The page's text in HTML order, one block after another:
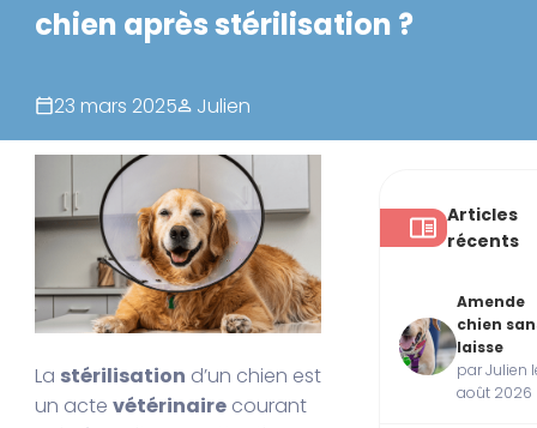
chien après stérilisation ?
23 mars 2025 Julien
La stérilisation d’un chien est
un actevétérinaire courant
Articles
récents
Amende
chien
laisse
par Julien
août 2026